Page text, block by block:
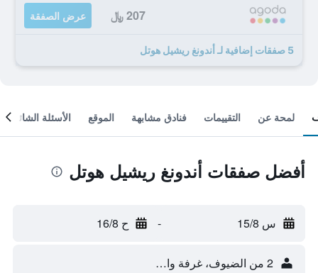
207 ﷼ عرض الصفقة
5 صفقات إضافية لـ أندونغ ريشيل هوتل
لمحة عن التقييمات فنادق مشابهة الموقع الأسئلة الشائعة
أفضل صفقات أندونغ ريشيل هوتل
س 15/8 - ح 16/8
2 من الضيوف، غرفة واحدة